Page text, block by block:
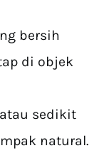
bersih
di objek
sedikit
natural.